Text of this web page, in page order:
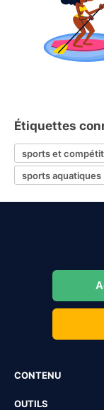
Étiquettes
sports et
sports aquatiques
CONTENU
OUTILS